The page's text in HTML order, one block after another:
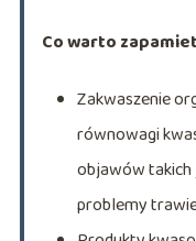
Co warto
Zakwaszenie
równowagi
objawów takich
problemy